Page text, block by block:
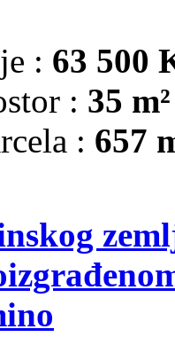
: 63 500
: 35 m²
: 657